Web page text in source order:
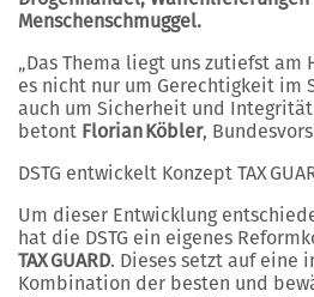
Menschenschmuggel.
„Das Thema liegt uns zutiefst am
es nicht nur um Gerechtigkeit im
auch um Sicherheit und Integrität
betont Florian Köbler,
DSTG entwickelt Konzept TAX
Um dieser Entwicklung
hat die DSTG ein eigenes
TAX GUARD. Dieses setzt auf eine
Kombination der besten und